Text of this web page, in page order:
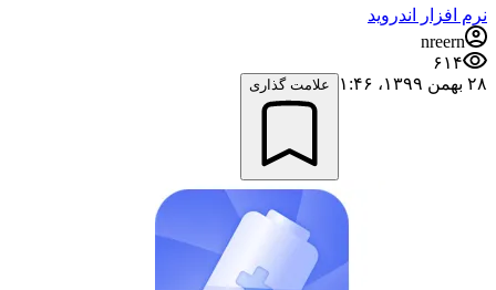
نرم افزار اندروید
nreern
۶۱۴
۲۸ بهمن ۱۳۹۹،‏ ۱:۴۶
علامت گذاری